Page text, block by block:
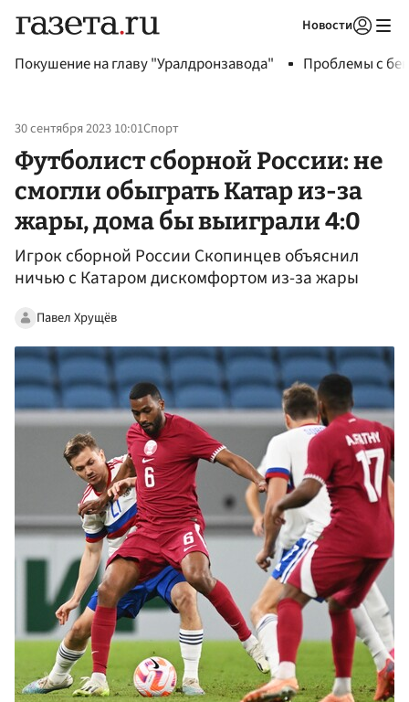
Новости
Покушение на главу "Уралдронзавода" Проблемы с
30 сентября 2023 10:01Спорт
Футболист сборной России: не
смогли обыграть Катар из-за
жары, дома бы выиграли 4:0
Игрок сборной России Скопинцев объяснил
ничью с Катаром дискомфортом из-за жары
Павел Хрущёв